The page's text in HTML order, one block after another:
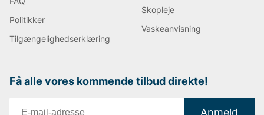
Politikker
Tilgængelighedserklæring
Skopleje
Vaskeanvisning
Få alle vores kommende tilbud direkte!
Anmeld